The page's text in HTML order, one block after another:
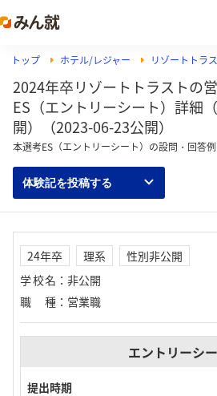
トップ ホテル/レジャー リゾートトラ
2024年卒リゾートトラストの
ES（エントリーシート）詳細
開）（2023-06-23公開）
本選考ES（エントリーシート）の設問・回答例
体験記を投稿する
24年卒 理系
性別非公開
学校名 ： 非公開
職種 ： 営業職
エントリーシ
提出時期